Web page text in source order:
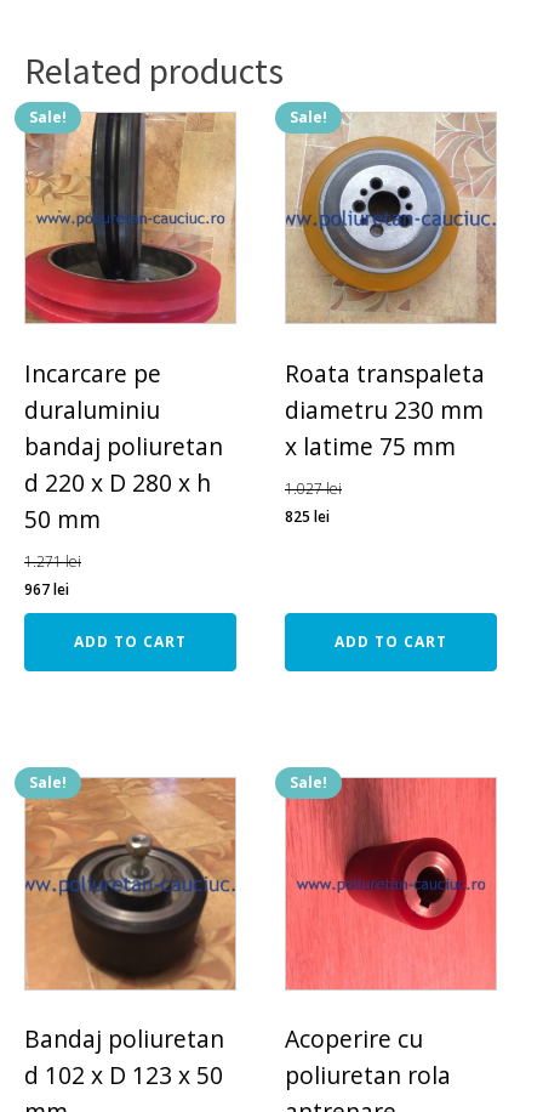
Related products
Sale!
Incarcare pe
duraluminiu
bandaj poliuretan
d 220 x D 280 x h
50 mm
1.271lei
967lei
ADD TO CART
Sale!
Roata transpaleta
diametru 230 mm
x latime 75 mm
1.027lei
825lei
ADD TO CART
Sale!
Bandaj poliuretan
d 102 x D 123 x 50
Sale!
Acoperire cu
poliuretan rola